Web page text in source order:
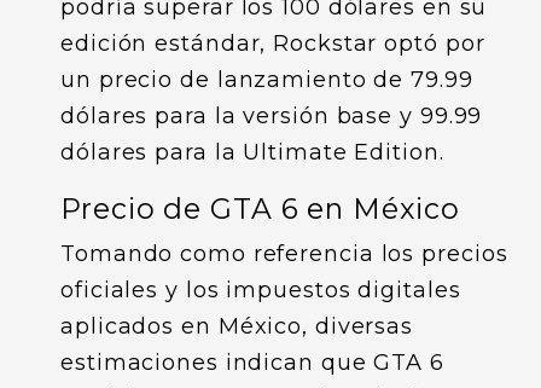
podría superar los 100 dólares en su
edición estándar, Rockstar optó por
un precio de lanzamiento de 79.99
dólares para la versión base y 99.99
dólares para la Ultimate Edition.
Precio de GTA 6 en México
Tomando como referencia los precios
oficiales y los impuestos digitales
aplicados en México, diversas
estimaciones indican que GTA 6